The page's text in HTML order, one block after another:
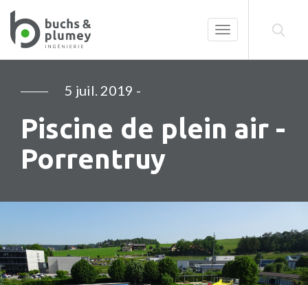
Toggle
navigation
5 juil. 2019 -
Piscine de plein air -
Porrentruy